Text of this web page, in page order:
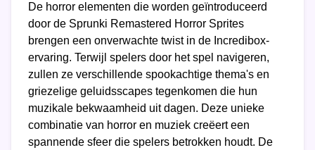
De horror elementen die worden geïntroduceerd
door de Sprunki Remastered Horror Sprites
brengen een onverwachte twist in de Incredibox-
ervaring. Terwijl spelers door het spel navigeren,
zullen ze verschillende spookachtige thema's en
griezelige geluidsscapes tegenkomen die hun
muzikale bekwaamheid uit dagen. Deze unieke
combinatie van horror en muziek creëert een
spannende sfeer die spelers betrokken houdt. De